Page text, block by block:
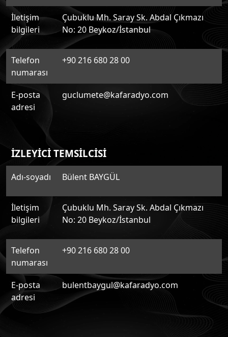
İletişim
bilgileri
Çubuklu Mh. Saray Sk. Abdal Çıkmazı
No: 20 Beykoz/İstanbul
Telefon
numarası
+90 216 680 28 00
E-posta
adresi
guclumete@kafaradyo.com
İZLEYİCİ TEMSİLCİSİ
Adı-soyadı Bülent BAYGÜL
İletişim
bilgileri
Çubuklu Mh. Saray Sk. Abdal Çıkmazı
No: 20 Beykoz/İstanbul
Telefon
numarası
+90 216 680 28 00
E-posta
adresi
bulentbaygul@kafaradyo.com